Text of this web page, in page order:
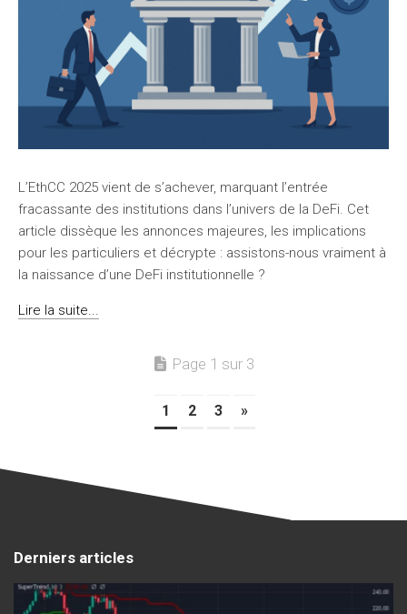
L’EthCC 2025 vient de s’achever, marquant l’entrée
fracassante des institutions dans l’univers de la DeFi. Cet
article dissèque les annonces majeures, les implications
pour les particuliers et décrypte : assistons-nous vraiment à
la naissance d’une DeFi institutionnelle ?
Lire la suite...
Page 1 sur 3
1 2 3 »
Derniers articles